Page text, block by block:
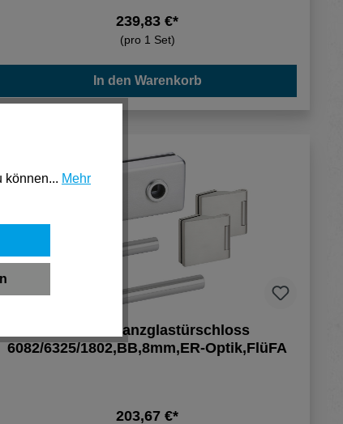
239,83 €*
(pro 1 Set)
In den Warenkorb
HERMAT Ganzglastürschloss
6082/6325/1802,BB,8mm,ER-Optik,FlüFA
203,67 €*
können... Mehr